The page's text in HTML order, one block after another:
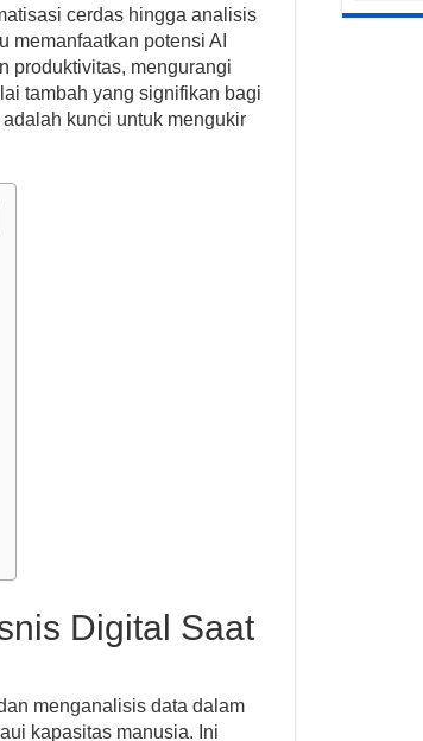
cerdas hingga analisis
memanfaatkan potensi AI
produktivitas, mengurangi
tambah yang signifikan bagi
kunci untuk mengukir
Digital Saat
menganalisis data dalam
kapasitas manusia. Ini